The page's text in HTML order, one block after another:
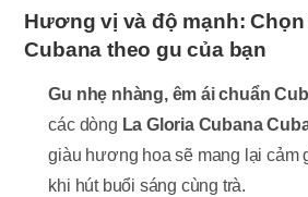
Hương vị và độ mạnh: Chọn
Cubana theo gu của bạn
Gu nhẹ nhàng, êm ái chuẩn
các dòng La Gloria Cubana
giàu hương hoa sẽ mang lại cảm
khi hút buổi sáng cùng trà.